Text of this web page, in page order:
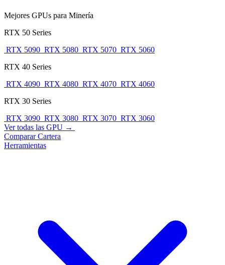
Mejores GPUs para Minería
RTX 50 Series
RTX 5090 RTX 5080 RTX 5070 RTX 5060
RTX 40 Series
RTX 4090 RTX 4080 RTX 4070 RTX 4060
RTX 30 Series
RTX 3090 RTX 3080 RTX 3070 RTX 3060
Ver todas las GPU →
CompararCartera
Herramientas